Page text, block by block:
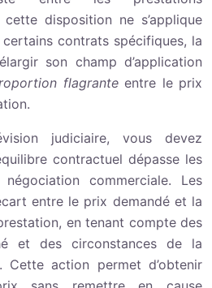
disposition ne s’applique
certains contrats spécifiques, la
son champ d’application
flagranteentre le prix
judiciaire, vous devez
contractuel dépasse les
commerciale. Les
entre le prix demandé et la
en tenant compte des
et des circonstances de la
Cette action permet d’obtenir